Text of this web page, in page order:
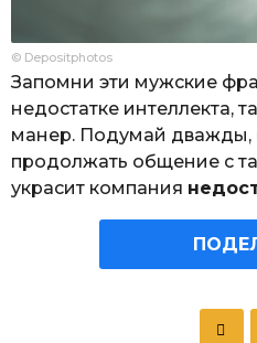
© Depositphotos
Запомни эти мужские
недостатке интеллекта,
манер. Подумай дважды,
продолжать общение с
украсит компания